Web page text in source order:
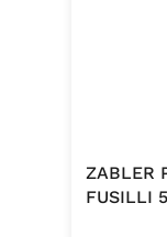
ZABLER
FUSILLI